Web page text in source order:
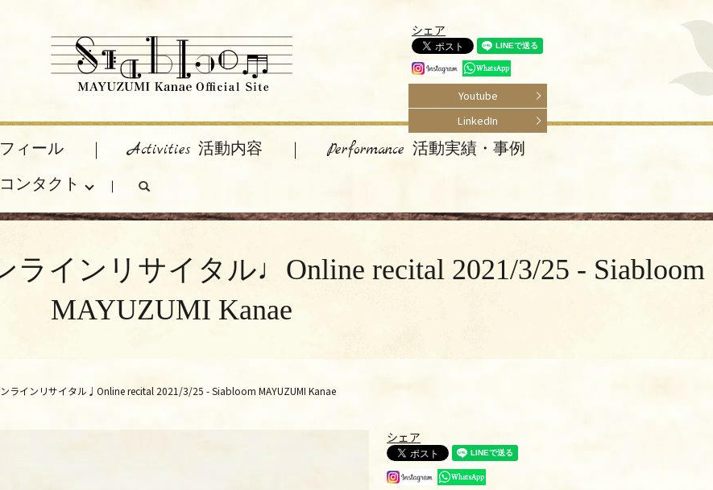
シェア
Youtube
LinkedIn
ィール Activities 活動内容
Performance 活動実績・事例
ンタクト search
インリサイタル♩Online recital 2021/3/25 - Siabloom
MAYUZUMI Kanae
ラインリサイタル♩Online recital 2021/3/25 - Siabloom MAYUZUMI Kanae
シェア